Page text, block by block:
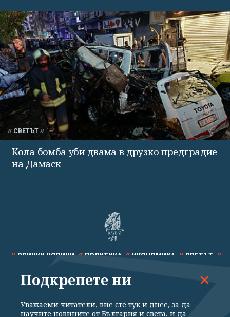
СВЕТЪТ
Кола бомба уби двама в друзко предградие
на Дамаск
ВСИЧКИ НОВИНИ ПОЛИТИКА ИКОНОМИКА СВЕТЪТ
СПОРТ КУЛТУРА ТЕХНОЛОГИИ КАЛЕЙДОСКОП
Подкрепете ни
Уважаеми читатели, вие сте тук и днес, за да
научите новините от България и света, и да